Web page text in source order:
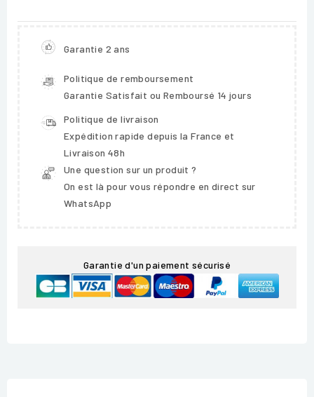
Garantie 2 ans
Politique de remboursement
Garantie Satisfait ou Remboursé 14 jours
Politique de livraison
Expédition rapide depuis la France et
Livraison 48h
Une question sur un produit ?
On est là pour vous répondre en direct sur
WhatsApp
Garantie d'un paiement sécurisé